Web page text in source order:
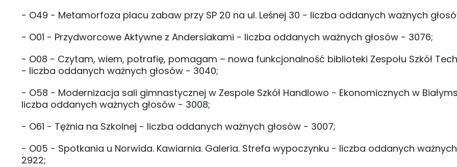
- O49 - Metamorfoza placu zabaw przy SP 20 na ul. Leśnej 30 - liczba oddanych ważnych
- O01 - Przydworcowe Aktywne z Andersiakami - liczba oddanych ważnych głosów - 3076;
- O08 - Czytam, wiem, potrafię, pomagam – nowa funkcjonalność biblioteki Zespołu Szkół
- liczba oddanych ważnych głosów - 3040;
- O58 - Modernizacja sali gimnastycznej w Zespole Szkół Handlowo - Ekonomicznych w
liczba oddanych ważnych głosów - 3008;
- O61 - Tężnia na Szkolnej - liczba oddanych ważnych głosów - 3007;
- O05 - Spotkania u Norwida. Kawiarnia. Galeria. Strefa wypoczynku - liczba oddanych
2922;